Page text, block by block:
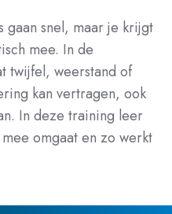
gaan snel, maar je krijgt
mee. In de
twijfel, weerstand of
kan vertragen, ook
In deze training leer
omgaat en zo werkt